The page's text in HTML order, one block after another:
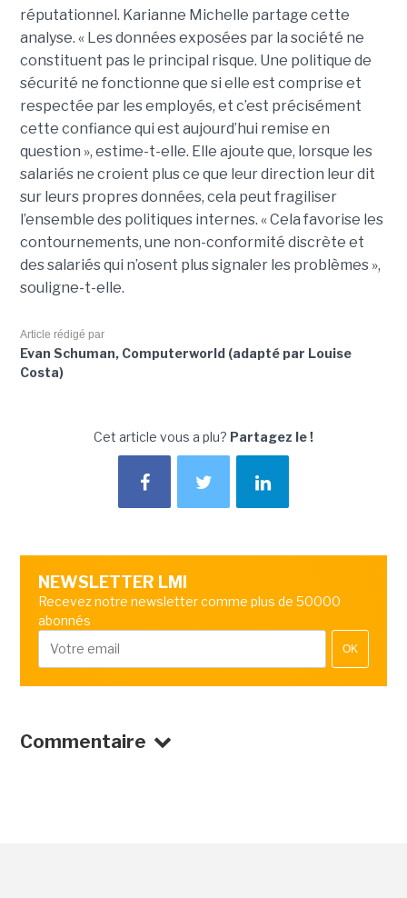
réputationnel. Karianne Michelle partage cette
analyse. « Les données exposées par la société ne
constituent pas le principal risque. Une politique de
sécurité ne fonctionne que si elle est comprise et
respectée par les employés, et c’est précisément
cette confiance qui est aujourd’hui remise en
question », estime-t-elle. Elle ajoute que, lorsque les
salariés ne croient plus ce que leur direction leur dit
sur leurs propres données, cela peut fragiliser
l’ensemble des politiques internes. « Cela favorise les
contournements, une non-conformité discrète et
des salariés qui n’osent plus signaler les problèmes »,
souligne-t-elle.
Article rédigé par
Evan Schuman, Computerworld (adapté par Louise
Costa)
Cet article vous a plu? Partagez le !
NEWSLETTER LMI
Recevez notre newsletter comme plus de 50000
abonnés
OK
Commentaire